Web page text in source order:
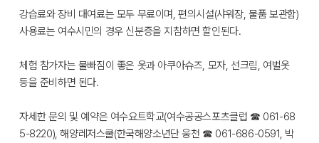
강습료와 장비 대여료는 모두 무료이며, 편의시설(샤워장, 물품 보관함)
사용료는 여수시민의 경우 신분증을 지참하면 할인된다.
체험 참가자는 물빠짐이 좋은 옷과 아쿠아슈즈, 모자, 선크림, 여벌옷
등을 준비하면 된다.
자세한 문의 및 예약은 여수요트학교(여수공공스포츠클럽 ☎ 061-68
5-8220), 해양레저스쿨(한국해양소년단 웅천 ☎ 061-686-0591, 박